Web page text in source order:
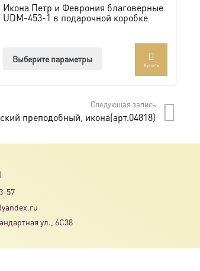
Икона Петр и Феврония благоверные
UDM-453-1 в подарочной коробке
Выберите параметры
вариаций.
Опции
Купить
Следующая запись
преподобный, икона(арт.04818)
57
ул., 6С38